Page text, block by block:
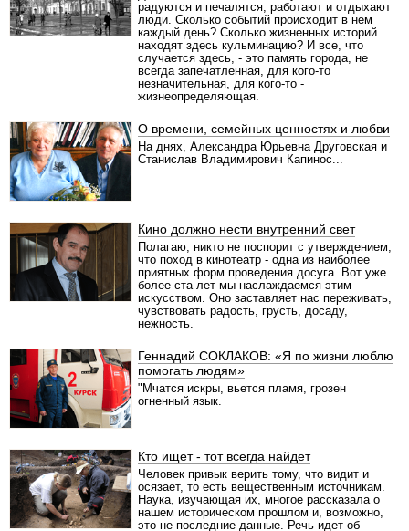
радуются и печалятся, работают и отдыхают
люди. Сколько событий происходит в нем
каждый день? Сколько жизненных историй
находят здесь кульминацию? И все, что
случается здесь, - это память города, не
всегда запечатленная, для кого-то
незначительная, для кого-то -
жизнеопределяющая.
О времени, семейных ценностях и любви
На днях, Александра Юрьевна Друговская и
Станислав Владимирович Капинос...
Кино должно нести внутренний свет
Полагаю, никто не поспорит с утверждением,
что поход в кинотеатр - одна из наиболее
приятных форм проведения досуга. Вот уже
более ста лет мы наслаждаемся этим
искусством. Оно заставляет нас переживать,
чувствовать радость, грусть, досаду,
нежность.
Геннадий СОКЛАКОВ: «Я по жизни люблю
помогать людям»
"Мчатся искры, вьется пламя, грозен
огненный язык.
Кто ищет - тот всегда найдет
Человек привык верить тому, что видит и
осязает, то есть вещественным источникам.
Наука, изучающая их, многое рассказала о
нашем историческом прошлом и, возможно,
это не последние данные. Речь идет об